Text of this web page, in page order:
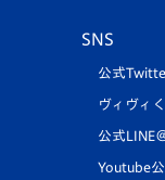
SNS
公式
ヴィヴィ
公式LINE
Youtube